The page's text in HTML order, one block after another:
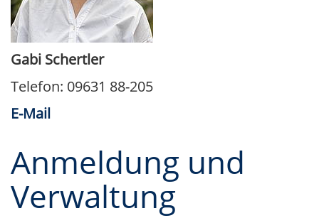
Gabi Schertler
Telefon: 09631 88-205
E-Mail
Anmeldung und
Verwaltung